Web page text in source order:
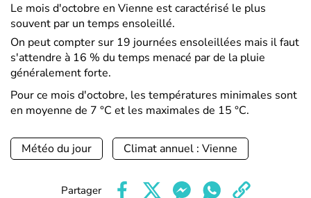
Le mois d'octobre en Vienne est caractérisé le plus
souvent par un temps ensoleillé.
On peut compter sur 19 journées ensoleillées mais il faut
s'attendre à 16 % du temps menacé par de la pluie
généralement forte.
Pour ce mois d'octobre, les températures minimales sont
en moyenne de 7 °C et les maximales de 15 °C.
Météo du jour Climat annuel : Vienne
Partager